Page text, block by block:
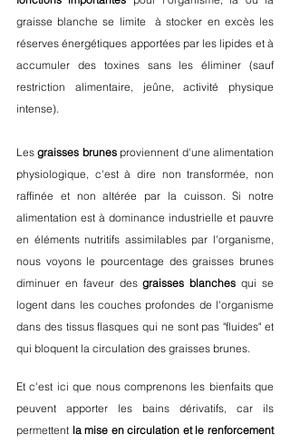
graisse blanche se limite  à stocker en excès les
réserves énergétiques apportées par les lipides et à
accumuler des toxines sans les éliminer (sauf
restriction alimentaire, jeûne, activité physique
intense).
Les graisses brunes proviennent d'une alimentation
physiologique, c'est à dire non transformée, non
raffinée et non altérée par la cuisson. Si notre
alimentation est à dominance industrielle et pauvre
en éléments nutritifs assimilables par l'organisme,
nous voyons le pourcentage des graisses brunes
diminuer en faveur des graisses blanches qui se
logent dans les couches profondes de l'organisme
dans des tissus flasques qui ne sont pas "fluides" et
qui bloquent la circulation des graisses brunes.
Et c'est ici que nous comprenons les bienfaits que
peuvent apporter les bains dérivatifs, car ils
permettent la mise en circulation et le renforcement